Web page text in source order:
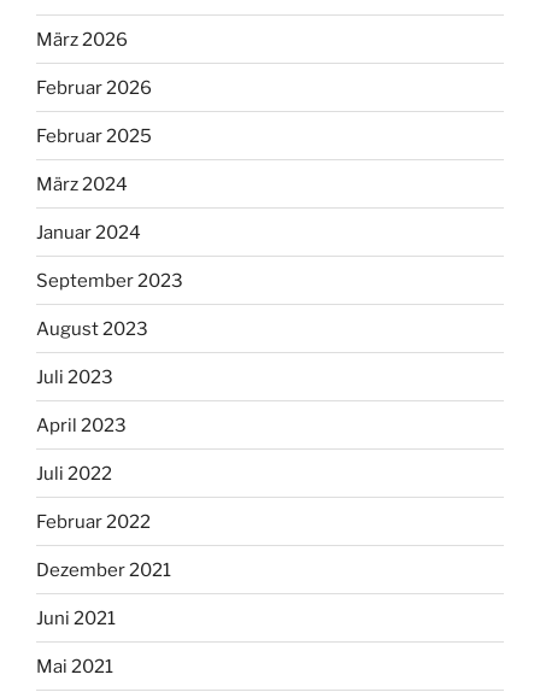
März 2026
Februar 2026
Februar 2025
März 2024
Januar 2024
September 2023
August 2023
Juli 2023
April 2023
Juli 2022
Februar 2022
Dezember 2021
Juni 2021
Mai 2021